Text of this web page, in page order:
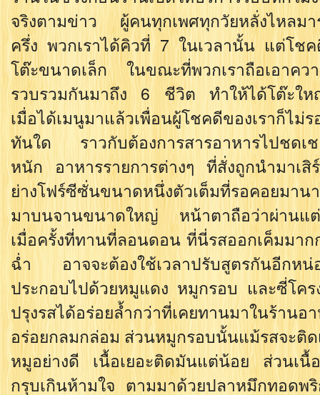
จริงตามข่าว ผู้คนทุกเพศทุกวัยหลั่งไหลมา
ครึ่ง พวกเราได้คิวที่ 7 ในเวลานั้น แต่โช
โต๊ะขนาดเล็ก ในขณะที่พวกเราถือเอาค
รวบรวมกันมาถึง 6 ชีวิต ทำให้ได้โต๊ะให
เมื่อได้เมนูมาแล้วเพื่อนผู้โชคดีของเราก็ไ
ทันใด ราวกับต้องการสารอาหารไปชดเช
หนัก อาหารรายการต่างๆ ที่สั่งถูกนำมาเสิ
ย่างโฟร์ซีซั่นขนาดหนึ่งตัวเต็มที่รอคอยมาน
มาบนจานขนาดใหญ่ หน้าตาถือว่าผ่านแต่
เมื่อครั้งที่ทานที่ลอนดอน ที่นี่รสออกเค็มมา
ฉ่ำ อาจจะต้องใช้เวลาปรับสูตรกันอีกห
ประกอบไปด้วยหมูแดง หมูกรอบ และซี่โค
ปรุงรสได้อร่อยล้ำกว่าที่เคยทานมาในร้า
อร่อยกลมกล่อม ส่วนหมูกรอบนั้นแม้รสจะติ
หมูอย่างดี เนื้อเยอะติดมันแต่น้อย ส่วนเนื้
กรุบเกินห้ามใจ ตามมาด้วยปลาหมึกทอด